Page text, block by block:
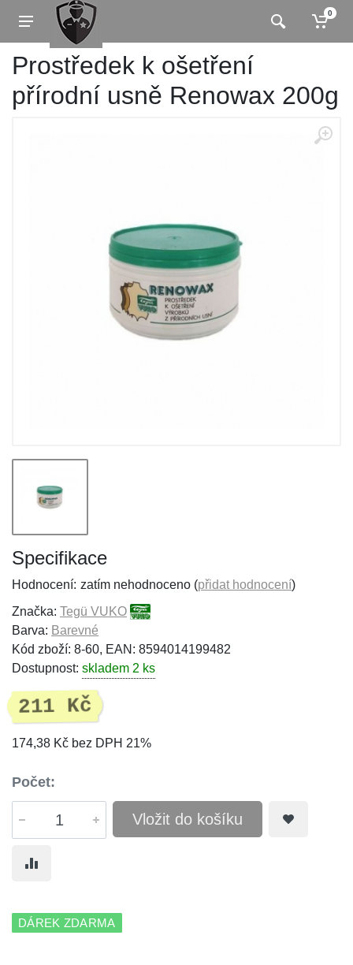
0
Prostředek k ošetření
přírodní usně Renowax 200g
Specifikace
Hodnocení: zatím nehodnoceno (přidat hodnocení)
Značka: Tegü VUKO
Barva: Barevné
Kód zboží: 8-60, EAN: 8594014199482
Dostupnost: skladem 2 ks
211 Kč
174,38 Kč bez DPH 21%
Počet:
Vložit do košíku
DÁREK ZDARMA